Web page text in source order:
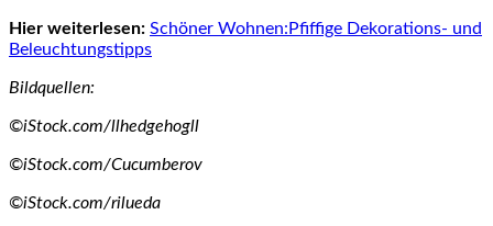
Hier weiterlesen: Schöner Wohnen:Pfiffige Dekorations- und
Beleuchtungstipps
Bildquellen:
©iStock.com/llhedgehogll
©iStock.com/Cucumberov
©iStock.com/rilueda